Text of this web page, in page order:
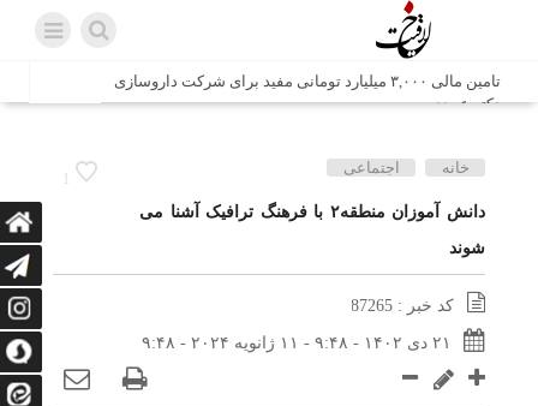
تامین مالی ۳,۰۰۰ میلیارد تومانی مفید برای شرکت داروسازی
دکتر عبیدی
شش وزیر کابینه پاکستان با حضور در سفارت ایران در اسلام
اتابک: ظرفیت های جدید همکاری‌های تجاری ایران و پاکستان با
محوریت بخش خصوصی فعال می‌شود
در مسیر جا‌مانده‌ها، دل‌ها به کربلا رسیده است
وزیر صمت خواستار پیگیری کانتینرهای ایرانی در بندر کراچی
شد / تجارت ۱۰ میلیارد دلاری ایران و پاکستان
1
خانه اجتماعی
دانش آموزان منطقه۲ با فرهنگ ترافیک آشنا می
شوند
کد خبر : 87265
۲۱ دی ۱۴۰۲ - ۹:۴۸ - ۱۱ ژانویه ۲۰۲۴ - ۹:۴۸